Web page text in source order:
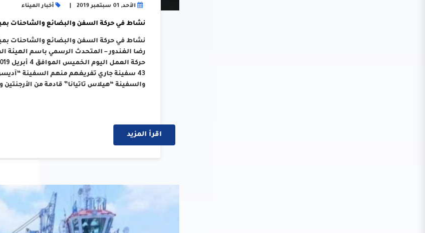
الأحد, 01 سبتمبر 2019 أخبار الميناء
نشاط في حركة السفن والبضائع والشاحنات بميناء
رضا الغندور – المتحدث الرسمي باسم الهيئة
والسفينة “هيلاس تاتيانا” قادمة من
اقرأ المزيد